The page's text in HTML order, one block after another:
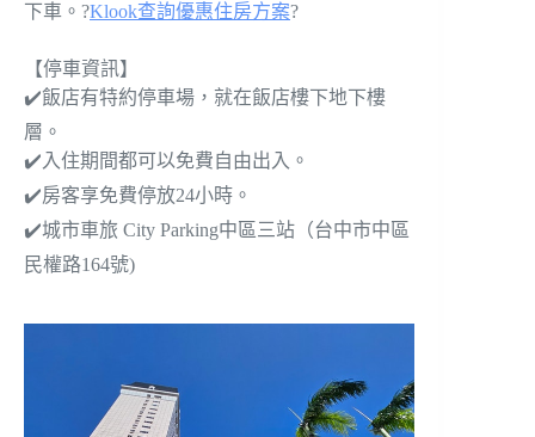
下車。?Klook查詢優惠住房方案?
【停車資訊】
✔️飯店有特約停車場，就在飯店樓下地下樓
層。
✔️入住期間都可以免費自由出入。
✔️房客享免費停放24小時。
✔️城市車旅 City Parking中區三站（台中市中區
民權路164號)